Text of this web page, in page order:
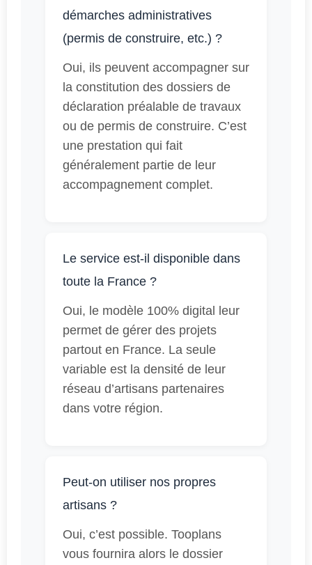
démarches administratives
(permis de construire, etc.) ?
Oui, ils peuvent accompagner sur
la constitution des dossiers de
déclaration préalable de travaux
ou de permis de construire. C’est
une prestation qui fait
généralement partie de leur
accompagnement complet.
Le service est-il disponible dans
toute la France ?
Oui, le modèle 100% digital leur
permet de gérer des projets
partout en France. La seule
variable est la densité de leur
réseau d’artisans partenaires
dans votre région.
Peut-on utiliser nos propres
artisans ?
Oui, c’est possible. Tooplans
vous fournira alors le dossier